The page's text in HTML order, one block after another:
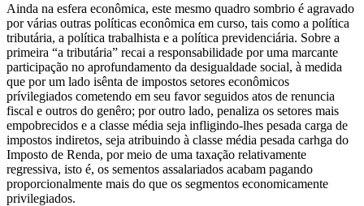
Ainda na esfera econômica, este mesmo quadro sombrio é agravado
por várias outras políticas econômica em curso, tais como a política
tributária, a política trabalhista e a política previdenciária. Sobre a
primeira “a tributária” recai a responsabilidade por uma marcante
participação no aprofundamento da desigualdade social, à medida
que por um lado isênta de impostos setores econômicos
prívilegiados cometendo em seu favor seguidos atos de renuncia
fiscal e outros do genêro; por outro lado, penaliza os setores mais
empobrecidos e a classe média seja infligindo-lhes pesada carga de
impostos indiretos, seja atribuindo à classe média pesada carhga do
Imposto de Renda, por meio de uma taxação relativamente
regressiva, isto é, os sementos assalariados acabam pagando
proporcionalmente mais do que os segmentos economicamente
privilegiados.